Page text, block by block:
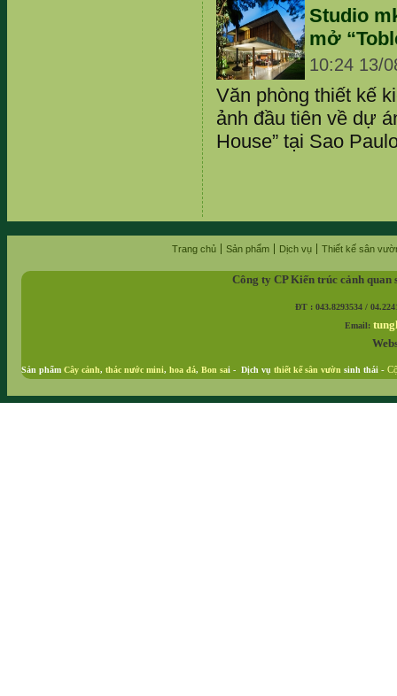
Studio
mở
10:24 13/
Văn phòng thiết kế
ảnh đầu tiên về dự
House” tại Sao
Trang chủ Sản phẩm Dịch vụ Thiết kế sân
Công ty CP Kiến trúc cảnh
ĐT : 043.8293534 /
Email:
Sản phẩm Cây cảnh, thác nước mini, hoa đá, Bon sai - Dịch vụ thiết kế sân vườn sinh thái -